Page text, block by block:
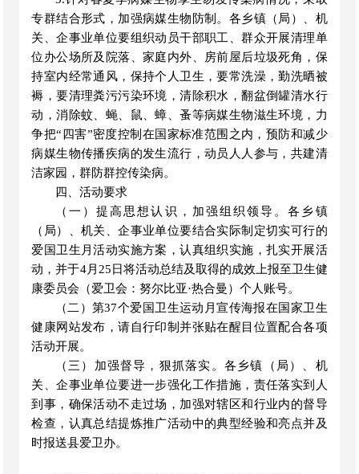
专群结合形式，加强病媒生物防制。 各乡镇（局）、机
关、企事业单位要组织动员干部职工、群众开展清理单
位办公场所及院落、家庭内外、
房前屋后垃圾死角， 保
持室内经常通风，保持个人卫生，要常洗澡，勤洗晒被
褥，要清理粪污污染环境，清除积水，翻盆倒罐清水行
动，消除蚊、蝇、鼠、蟑、蚤等病媒生物滋生环境，力
争把“四害”密度控制在国家标准范围之内，预防和减少
病媒生物传播疾病的发生流行 ，动员人人参与， 共建清
洁家园，群防群控传染病。
四、活动要求
（一）提高思想认识，加强组织领导。各乡镇
（局）、机关 、企事业单位要结合实际制定切实可行的
爱国卫生月活动实施方案，认真组织实施，扎实开展活
动，并于4月25 日将活动总结及取得的成效上报至卫生健
康委员会（爱卫会：努尔比亚·热合曼）个人账号。
（二）第37个爱国卫生运动 月宣传海报在国家卫生
健康网站发布，请自行印制并张贴在醒目位置配合各项
活动开展。
（三） 加强督导，狠抓落实。各乡镇（局）、 机
关
、企事业单位要进一步强化工作措施，责任落实到人
到事，确保活动不走过场，加强对辖区和行业内的督导
检查，认真总结提炼推广活动中的典型经验和亮点并及
时报送县爱卫办。